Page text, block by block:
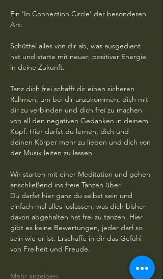
Ein 'In Connection Circle' der besonderen
Art:
Schüttel alles von dir ab, was ausgedient
hat und starte mit neuer, positiver Energie
in deine Zukunft.
Tanz dich frei schafft dir einen sicheren
Rahmen, um bei dir anzukommen, dich mit
dir zu verbinden und dich frei zu machen
von all den negativen Gedanken in deinem
Kopf. Hier darfst du lernen, dich und
deinen Körper mehr zu lieben und dich von
der Musik leiten zu lassen.
Wir starten mit einer Meditation und gehen
anschließend ins freie Tanzen über.
Du darfst hier ganz du selbst sein und
einfach mal alles loslassen, was dich bisher
davon abgehalten hat frei zu tanzen. Hier
gibt es keine Bewertungen, jeder darf so
sein wie er ist. Erschaffe in dir das Gefühl
von Freiheit und Freude.
Mehr anzeigen